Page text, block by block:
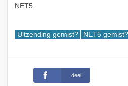
NET5.
Uitzending gemist? NET5 gemist?
deel